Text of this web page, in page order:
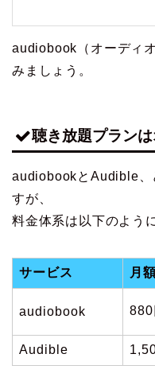
audiobook（オーディ
みましょう。
聴き放題プラン
audiobookとAudible、
すが、
料金体系は以下のよう
サービス 月
audiobook 880
Audible